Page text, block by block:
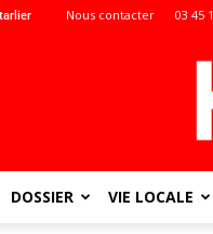
Nous contacter 03 45
DOSSIER VIE LOCALE